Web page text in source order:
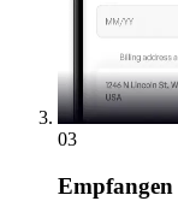
03
Empfangen